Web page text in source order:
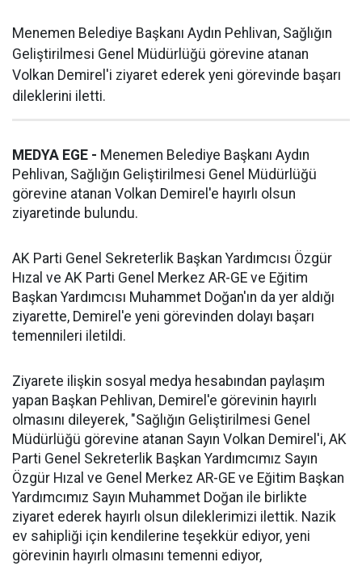
Menemen Belediye Başkanı Aydın Pehlivan, Sağlığın
Geliştirilmesi Genel Müdürlüğü görevine atanan
Volkan Demirel'i ziyaret ederek yeni görevinde başarı
dileklerini iletti.
MEDYA EGE - Menemen Belediye Başkanı Aydın
Pehlivan, Sağlığın Geliştirilmesi Genel Müdürlüğü
görevine atanan Volkan Demirel'e hayırlı olsun
ziyaretinde bulundu.
AK Parti Genel Sekreterlik Başkan Yardımcısı Özgür
Hızal ve AK Parti Genel Merkez AR-GE ve Eğitim
Başkan Yardımcısı Muhammet Doğan'ın da yer aldığı
ziyarette, Demirel'e yeni görevinden dolayı başarı
temennileri iletildi.
Ziyarete ilişkin sosyal medya hesabından paylaşım
yapan Başkan Pehlivan, Demirel'e görevinin hayırlı
olmasını dileyerek, "Sağlığın Geliştirilmesi Genel
Müdürlüğü görevine atanan Sayın Volkan Demirel'i, AK
Parti Genel Sekreterlik Başkan Yardımcımız Sayın
Özgür Hızal ve Genel Merkez AR-GE ve Eğitim Başkan
Yardımcımız Sayın Muhammet Doğan ile birlikte
ziyaret ederek hayırlı olsun dileklerimizi ilettik. Nazik
ev sahipliği için kendilerine teşekkür ediyor, yeni
görevinin hayırlı olmasını temenni ediyor,